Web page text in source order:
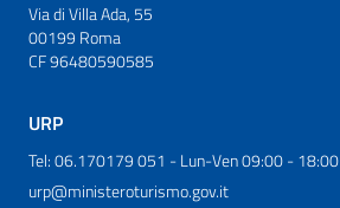
Via di Villa Ada, 55
00199 Roma
CF 96480590585
URP
Tel: 06.170179 051 - Lun-Ven 09:00 - 18:00
urp@ministeroturismo.gov.it